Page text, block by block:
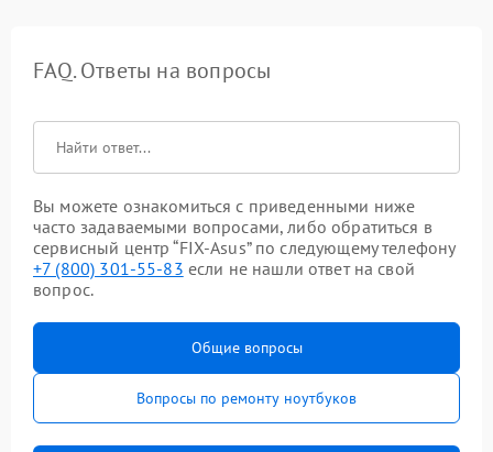
FAQ. Ответы на вопросы
Вы можете ознакомиться с приведенными ниже
часто задаваемыми вопросами, либо обратиться в
сервисный центр “FIX-Asus” по следующему телефону
+7 (800) 301-55-83 если не нашли ответ на свой
вопрос.
Общие вопросы
Вопросы по ремонту ноутбуков